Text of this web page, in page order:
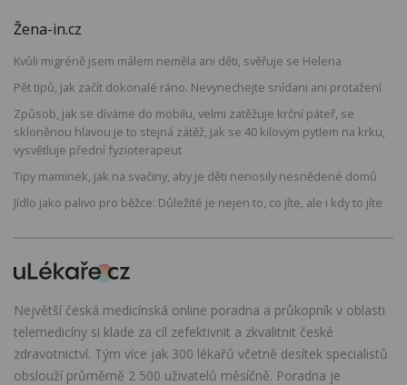
Žena-in.cz
Kvůli migréně jsem málem neměla ani děti, svěřuje se Helena
Pět tipů, jak začít dokonalé ráno. Nevynechejte snídani ani protažení
Způsob, jak se díváme do mobilu, velmi zatěžuje krční páteř, se
skloněnou hlavou je to stejná zátěž, jak se 40 kilovým pytlem na krku,
vysvětluje přední fyzioterapeut
Tipy maminek, jak na svačiny, aby je děti nenosily nesnědené domů
Jídlo jako palivo pro běžce: Důležité je nejen to, co jíte, ale i kdy to jíte
Největší česká medicínská online poradna a průkopník v oblasti
telemedicíny si klade za cíl zefektivnit a zkvalitnit české
zdravotnictví. Tým více jak 300 lékařů včetně desítek specialistů
obslouží průměrně 2 500 uživatelů měsíčně. Poradna je